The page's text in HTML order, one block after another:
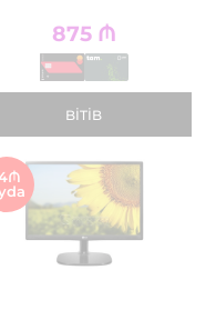
875 ₼
BITIB